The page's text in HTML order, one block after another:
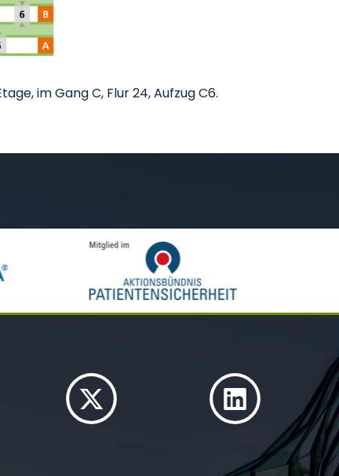
im Gang C, Flur 24, Aufzug C6.